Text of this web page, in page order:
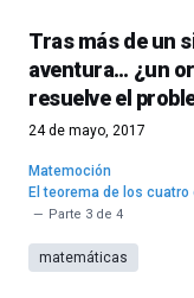
Tras más de un
aventura… ¿un
resuelve el
24 de mayo, 2017
Matemoción
El teorema de los cuatro
Parte 3 de 4
matemáticas